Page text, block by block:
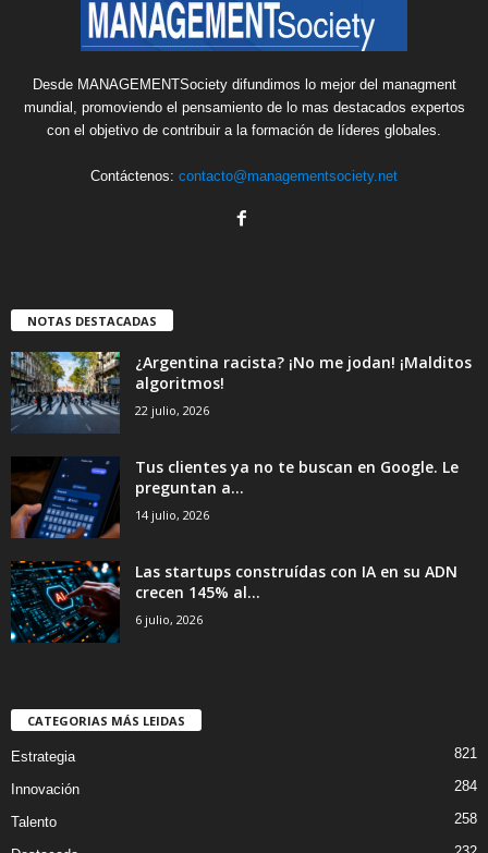
Desde MANAGEMENTSociety difundimos lo mejor del managment
mundial, promoviendo el pensamiento de lo mas destacados expertos
con el objetivo de contribuir a la formación de líderes globales.
Contáctenos: contacto@managementsociety.net
NOTAS DESTACADAS
¿Argentina racista? ¡No me jodan! ¡Malditos
algoritmos!
22 julio, 2026
Tus clientes ya no te buscan en Google. Le
preguntan a...
14 julio, 2026
Las startups construídas con IA en su ADN
crecen 145% al...
6 julio, 2026
CATEGORIAS MÁS LEIDAS
Estrategia 821
Innovación 284
Talento 258